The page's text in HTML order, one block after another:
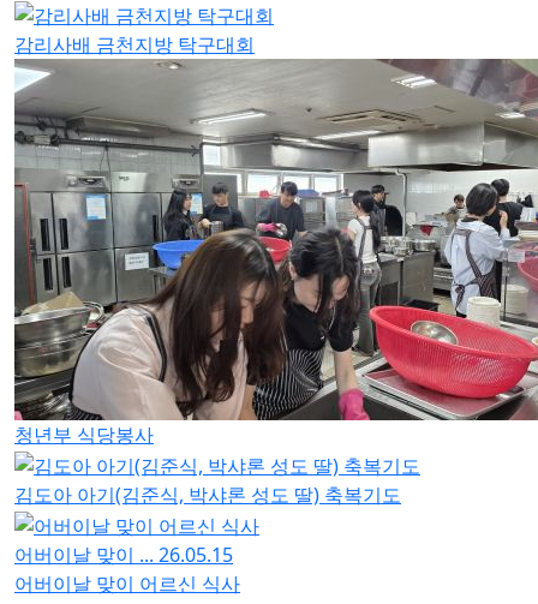
감리사배 금천지방 탁구대회
청년부 식당봉사
김도아 아기(김준식, 박샤론 성도 딸) 축복기도
어버이날 맞이 ... 26.05.15
어버이날 맞이 어르신 식사